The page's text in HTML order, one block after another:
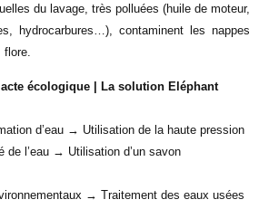
du lavage, très polluées (huile de moteur,
hydrocarbures…), contaminent les nappes
écologique | La solution Eléphant
d’eau → Utilisation de la haute pression
de l’eau → Utilisation d’un savon
→ Traitement des eaux usées